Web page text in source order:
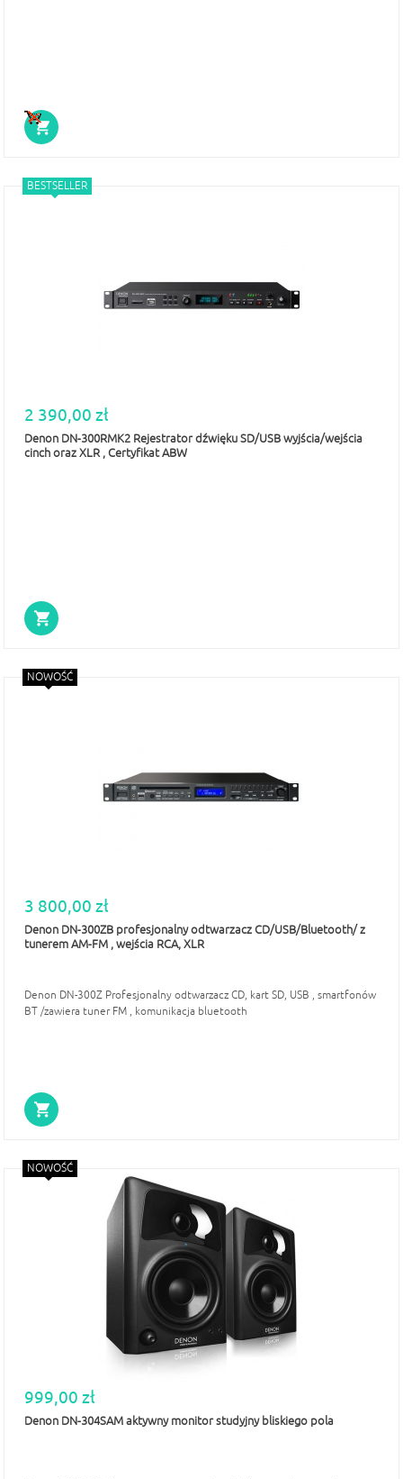
BESTSELLER
2 390,00 zł
Denon DN-300RMK2 Rejestrator dźwięku SD/USB wyjścia/wejścia
cinch oraz XLR , Certyfikat ABW
NOWOŚĆ
3 800,00 zł
Denon DN-300ZB profesjonalny odtwarzacz CD/USB/Bluetooth/ z
tunerem AM-FM , wejścia RCA, XLR
Denon DN-300Z Profesjonalny odtwarzacz CD, kart SD, USB , smartfonów
BT /zawiera tuner FM , komunikacja bluetooth
NOWOŚĆ
999,00 zł
Denon DN-304SAM aktywny monitor studyjny bliskiego pola